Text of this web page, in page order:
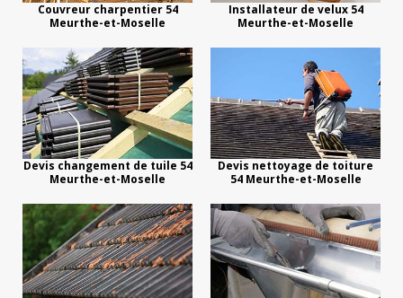
Couvreur charpentier 54
Meurthe-et-Moselle
Installateur de velux 54
Meurthe-et-Moselle
Devis changement de tuile 54
Meurthe-et-Moselle
Devis nettoyage de toiture
54 Meurthe-et-Moselle